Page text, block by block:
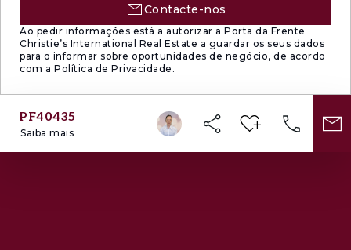
Contacte-nos
Ao pedir informações está a autorizar a Porta da Frente
Christie’s International Real Estate a guardar os seus dados
para o informar sobre oportunidades de negócio, de acordo
com a Política de Privacidade.
PF40435
Saiba mais